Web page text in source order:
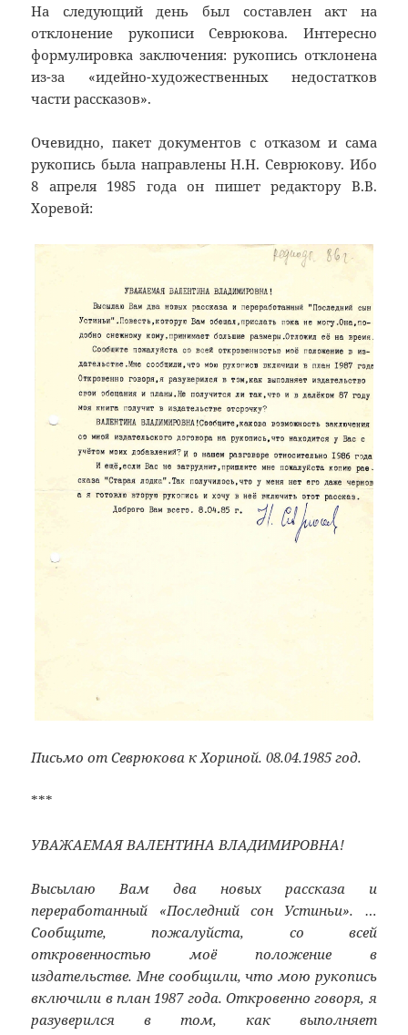
На следующий день был составлен акт на
отклонение рукописи Севрюкова. Интересно
формулировка заключения: рукопись отклонена
из-за «идейно-художественных недостатков
части рассказов».
Очевидно, пакет документов с отказом и сама
рукопись была направлены Н.Н. Севрюкову. Ибо
8 апреля 1985 года он пишет редактору В.В.
Хоревой:
Письмо от Севрюкова к Хориной. 08.04.1985 год.
***
УВАЖАЕМАЯ ВАЛЕНТИНА ВЛАДИМИРОВНА!
Высылаю Вам два новых рассказа и
переработанный «Последний сон Устиньи». …
Сообщите, пожалуйста, со всей
откровенностью моё положение в
издательстве. Мне сообщили, что мою рукопись
включили в план 1987 года. Откровенно говоря, я
разуверился в том, как выполняет